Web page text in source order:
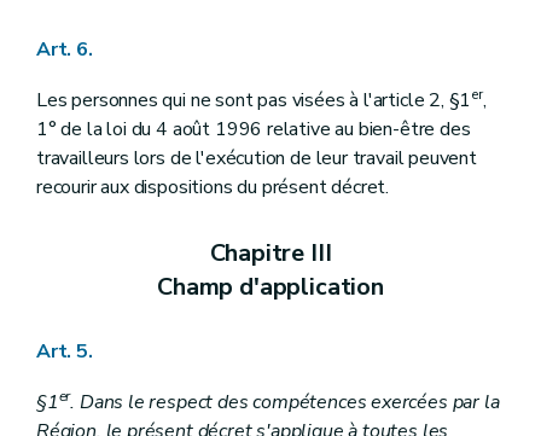
Art. 6.
Les personnes qui ne sont pas visées à l'article 2, §1er,
1° de la loi du 4 août 1996 relative au bien-être des
travailleurs lors de l'exécution de leur travail peuvent
recourir aux dispositions du présent décret.
Chapitre III
Champ d'application
Art. 5.
§1er. Dans le respect des compétences exercées par la